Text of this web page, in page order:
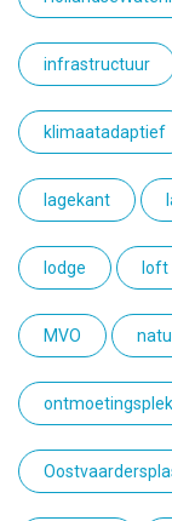
infrastructuur
klimaatadaptief
lagekant
lodge loft
MVO
ontmoetingsplek